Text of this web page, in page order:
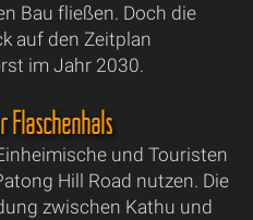
Bau fließen. Doch die
auf den Zeitplan
im Jahr 2030.
Flaschenhals
und Touristen
Hill Road nutzen. Die
zwischen Kathu und